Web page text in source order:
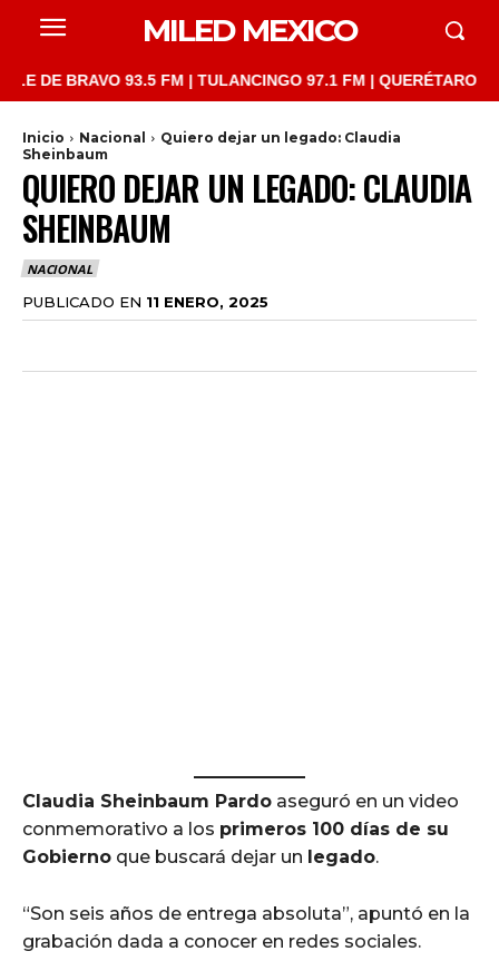
MILED MEXICO
BRAVO 93.5 FM | TULANCINGO 97.1 FM | QUERÉTARO
Inicio Nacional
Quiero dejar un legado: Claudia
Sheinbaum
QUIERO DEJAR UN LEGADO: CLAUDIA
SHEINBAUM
NACIONAL
PUBLICADO EN 11 ENERO, 2025
Claudia Sheinbaum Pardo aseguró en un video
conmemorativo a los primeros 100 días de su
Gobierno que buscará dejar un legado.
“Son seis años de entrega absoluta”, apuntó en la
grabación dada a conocer en redes sociales.